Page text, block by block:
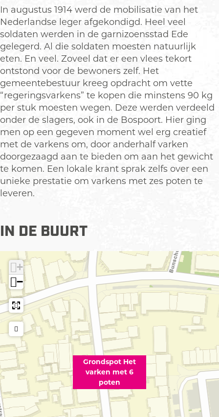
s
p
o
t
H
e
t
v
a
r
k
e
n
m
e
o
t
n
n
d
s
p
o
t
H
e
t
v
a
r
k
e
n
6
p
o
t
n
In augustus 1914 werd de mobilisatie van het
Nederlandse leger afgekondigd. Heel veel
soldaten werden in de garnizoensstad Ede
gelegerd. Al die soldaten moesten natuurlijk
eten. En veel. Zoveel dat er een vlees tekort
ontstond voor de bewoners zelf. Het
gemeentebestuur kreeg opdracht om vette
“regeringsvarkens” te kopen die minstens 90 kg
per stuk moesten wegen. Deze werden verdeeld
onder de slagers, ook in de Bospoort. Hier ging
men op een gegeven moment wel erg creatief
met de varkens om, door anderhalf varken
doorgezaagd aan te bieden om aan het gewicht
te komen. Een lokale krant sprak zelfs over een
unieke prestatie om varkens met zes poten te
leveren.
IN DE BUURT
Grondspot Het
varken met 6
poten
+
−